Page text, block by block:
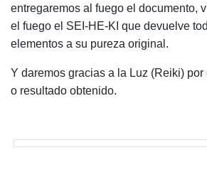
entregaremos al fuego el documento,
el fuego el SEI-HE-KI que devuelve
elementos a su pureza original.
Y daremos gracias a la Luz (Reiki)
o resultado obtenido.